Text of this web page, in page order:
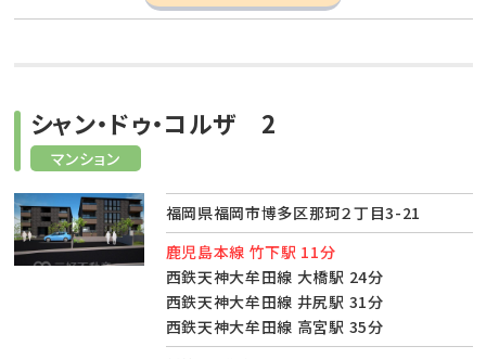
マンション
シャン・ドゥ・コルザ 2
福岡県福岡市博多区那珂２丁目3-21
鹿児島本線 竹下駅 11分
西鉄天神大牟田線 大橋駅 24分
西鉄天神大牟田線 井尻駅 31分
西鉄天神大牟田線 高宮駅 35分